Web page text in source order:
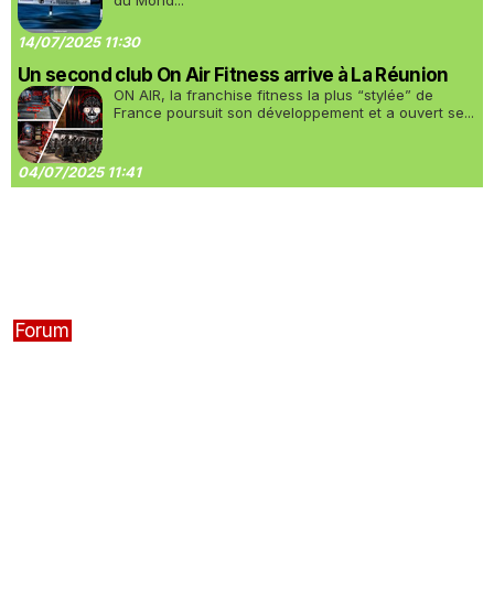
14/07/2025 11:30
Un second club On Air Fitness arrive à La Réunion
ON AIR, la franchise fitness la plus “stylée” de
France poursuit son développement et a ouvert se...
04/07/2025 11:41
Forum